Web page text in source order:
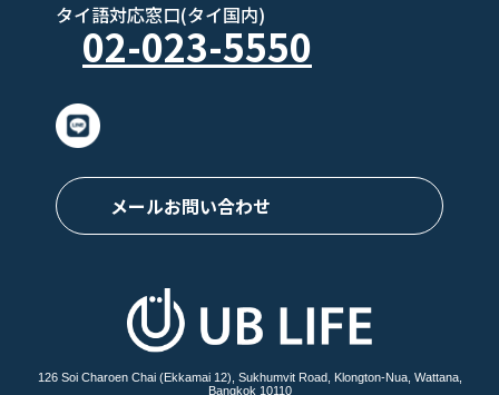
タイ語対応窓口(タイ国内)
02-023-5550
メールお問い合わせ
126 Soi Charoen Chai (Ekkamai 12), Sukhumvit Road, Klongton-Nua, Wattana,
Bangkok 10110